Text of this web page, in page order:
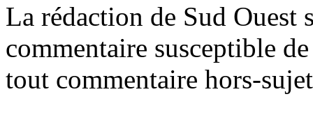
La rédaction de Sud
commentaire susceptible
tout commentaire hors-